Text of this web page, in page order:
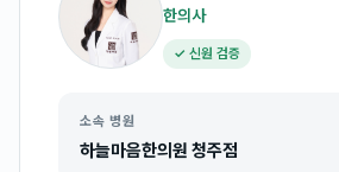
한의사
✓ 신원 검증
소속 병원
하늘마음한의원 청주점